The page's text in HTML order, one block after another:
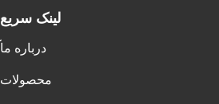
لینک سریع
درباره ما
محصولات